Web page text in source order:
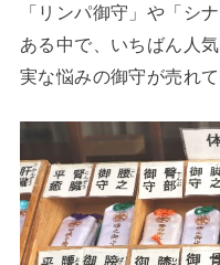
「リンパ御守」や「シ
ある中で、いちばん人
実な悩みの御守が売れ